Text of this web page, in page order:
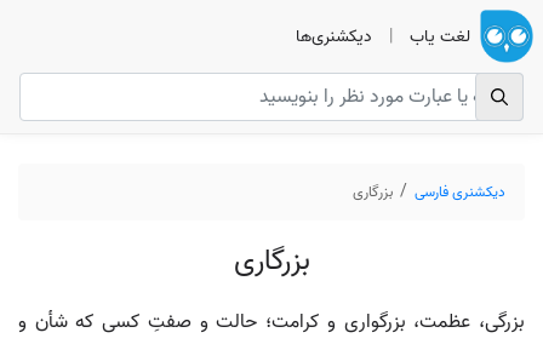
لغت یاب | دیکشنری‌ها
دیکشنری فارسی بزرگاری
بزرگاری
بزرگی، عظمت، بزرگواری و کرامت؛ حالت و صفتِ کسی که شأن و